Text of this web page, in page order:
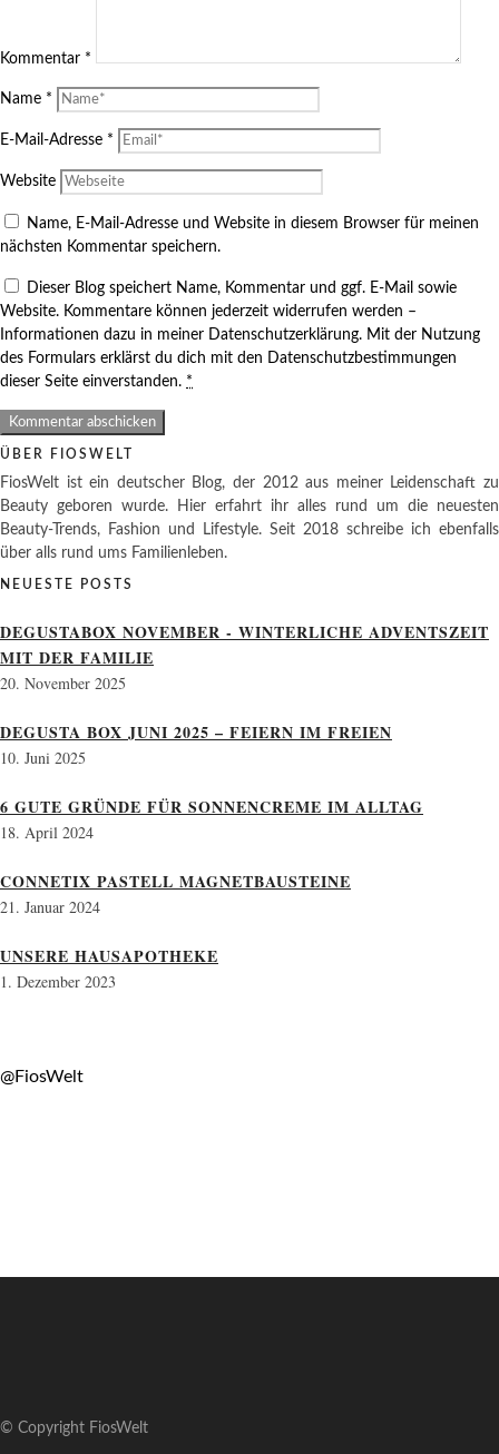
Kommentar *
Name *
E-Mail-Adresse *
Website
Name, E-Mail-Adresse und Website in diesem Browser für meinen
nächsten Kommentar speichern.
Dieser Blog speichert Name, Kommentar und ggf. E-Mail sowie
Website. Kommentare können jederzeit widerrufen werden –
Informationen dazu in meiner Datenschutzerklärung. Mit der Nutzung
des Formulars erklärst du dich mit den Datenschutzbestimmungen
dieser Seite einverstanden. *
ÜBER FIOSWELT
FiosWelt ist ein deutscher Blog, der 2012 aus meiner Leidenschaft zu
Beauty geboren wurde. Hier erfahrt ihr alles rund um die neuesten
Beauty-Trends, Fashion und Lifestyle. Seit 2018 schreibe ich ebenfalls
über alls rund ums Familienleben.
NEUESTE POSTS
DEGUSTABOX NOVEMBER - WINTERLICHE ADVENTSZEIT
MIT DER FAMILIE
20. November 2025
DEGUSTA BOX JUNI 2025 – FEIERN IM FREIEN
10. Juni 2025
6 GUTE GRÜNDE FÜR SONNENCREME IM ALLTAG
18. April 2024
CONNETIX PASTELL MAGNETBAUSTEINE
21. Januar 2024
UNSERE HAUSAPOTHEKE
1. Dezember 2023
@FiosWelt
© Copyright FiosWelt